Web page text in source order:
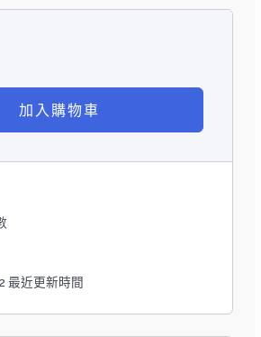
加入購物車
最近更新時間